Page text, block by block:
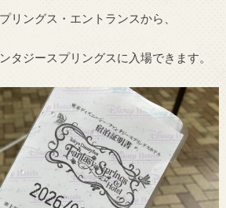
リングス・エントランスから、
タジースプリングスに入場できます。